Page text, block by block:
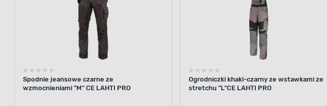
Spodnie jeansowe czarne ze
wzmocnieniami "M" CE LAHTI PRO
Ogrodniczki khaki-czarny ze wstawkami ze
stretchu "L"CE LAHTI PRO